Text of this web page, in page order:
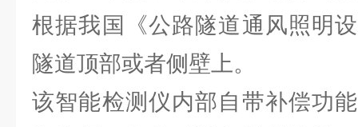
根据我国《公路隧道通风照明
隧道顶部或者侧壁上。
该智能检测仪内部自带补偿功